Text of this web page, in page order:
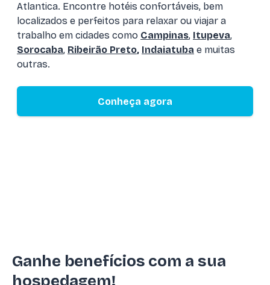
Atlantica. Encontre hotéis confortáveis, bem
localizados e perfeitos para relaxar ou viajar a
trabalho em cidades como Campinas, Itupeva,
Sorocaba, Ribeirão Preto, Indaiatuba e muitas
outras.
Conheça agora
Ganhe benefícios com a sua
hospedagem!